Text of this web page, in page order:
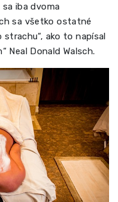
iba dvoma
sa všetko ostatné
strachu“, ako to napísal
Neal Donald Walsch.